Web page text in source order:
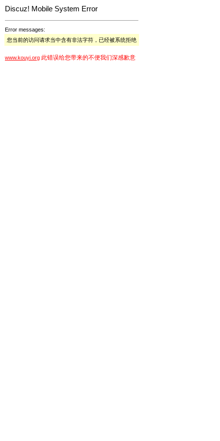
Discuz! Mobile System Error
Error messages:
您当前的访问请求当中含有非法字符，已经被系统拒绝
www.kouyi.org 此错误给您带来的不便我们深感歉意